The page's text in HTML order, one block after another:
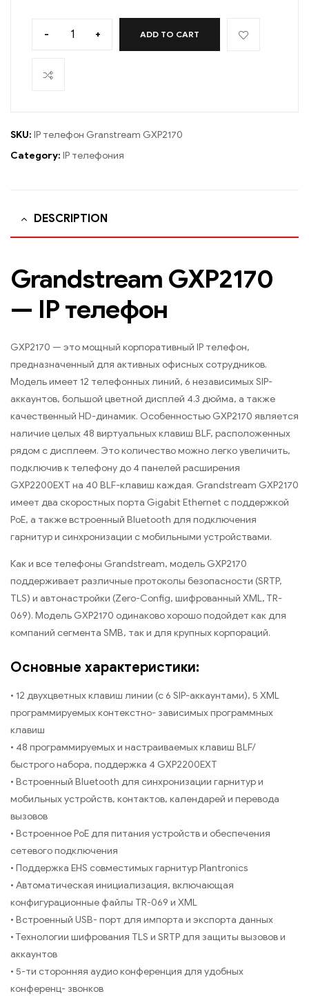
- + ADD TO CART
SKU: IP телефон Granstream GXP2170
Category: IP телефония
DESCRIPTION
Grandstream GXP2170
— IP телефон
GXP2170 — это мощный корпоративный IP телефон,
предназначенный для активных офисных сотрудников.
Модель имеет 12 телефонных линий, 6 независимых SIP-
аккаунтов, большой цветной дисплей 4.3 дюйма, а также
качественный HD-динамик. Особенностью GXP2170 является
наличие целых 48 виртуальных клавиш BLF, расположенных
рядом с дисплеем. Это количество можно легко увеличить,
подключив к телефону до 4 панелей расширения
GXP2200EXT на 40 BLF-клавиш каждая. Grandstream GXP2170
имеет два скоростных порта Gigabit Ethernet с поддержкой
PoE, а также встроенный Bluetooth для подключения
гарнитур и синхронизации с мобильными устройствами.
Как и все телефоны Grandstream, модель GXP2170
поддерживает различные протоколы безопасности (SRTP,
TLS) и автонастройки (Zero-Config, шифрованный XML, TR-
069). Модель GXP2170 одинаково хорошо подойдет как для
компаний сегмента SMB, так и для крупных корпораций.
Основные характеристики:
• 12 двухцветных клавиш линии (с 6 SIP-аккаунтами), 5 XML
программируемых контекстно- зависимых программных
клавиш
• 48 программируемых и настраиваемых клавиш BLF/
быстрого набора, поддержка 4 GXP2200EXT
• Встроенный Bluetooth для синхронизации гарнитур и
мобильных устройств, контактов, календарей и перевода
вызовов
• Встроенное PoE для питания устройств и обеспечения
сетевого подключения
• Поддержка EHS совместимых гарнитур Plantronics
• Автоматическая инициализация, включающая
конфигурационные файлы TR-069 и XML
• Встроенный USB- порт для импорта и экспорта данных
• Технологии шифрования TLS и SRTP для защиты вызовов и
аккаунтов
• 5-ти сторонняя аудио конференция для удобных
конференц- звонков